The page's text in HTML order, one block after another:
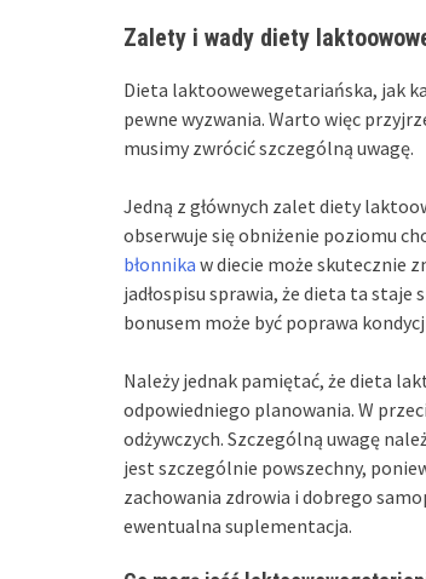
Zalety i wady diety
Dieta laktoowewegetariańska, jak
pewne wyzwania. Warto więc
musimy zwrócić szczególną uwagę.
Jedną z głównych zalet diety
obserwuje się obniżenie poziomu
błonnika w diecie może skutecznie
jadłospisu sprawia, że dieta ta
bonusem może być poprawa
Należy jednak pamiętać, że dieta
odpowiedniego planowania. W
odżywczych. Szczególną uwagę
jest szczególnie powszechny,
zachowania zdrowia i dobrego
ewentualna suplementacja.